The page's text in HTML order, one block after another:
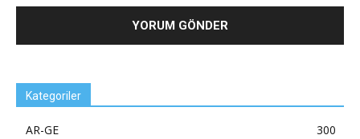
Kategoriler
AR-GE
300